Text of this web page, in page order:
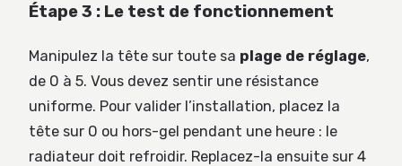
Étape 3 : Le test de fonctionnement
Manipulez la tête sur toute sa plage de réglage,
de 0 à 5. Vous devez sentir une résistance
uniforme. Pour valider l’installation, placez la
tête sur 0 ou hors-gel pendant une heure : le
radiateur doit refroidir. Replacez-la ensuite sur 4